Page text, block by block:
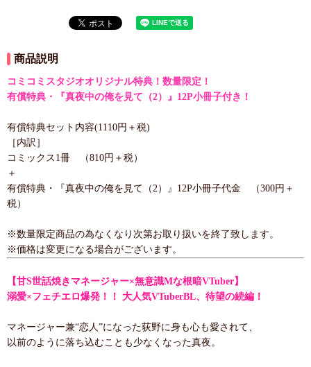
商品説明
コミコミスタジオオリジナル特典！数量限定！
有償特典・『真夜中の俺を見て（2）』12P小冊子付き！
有償特典セット内容(1110円＋税)
［内訳］
コミックス1冊 （810円＋税）
＋
有償特典・『真夜中の俺を見て（2）』12P小冊子代金 （300円＋
税）
※数量限定商品の為なくなり次第お取り扱いを終了致します。
※価格は変更になる場合がございます。
【甘S世話焼きマネージャー×無意識Mな根暗VTuber】
溺愛×フェチエロ爆発！！ 大人気VTuberBL、待望の続編！
マネージャー兼“恋人”になった荻野に身も心も愛されて、
以前のように落ち込むことも少なくなった真夜。